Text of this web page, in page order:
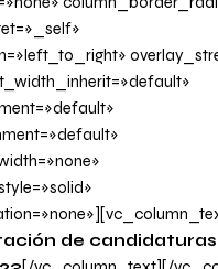
de candidaturas: